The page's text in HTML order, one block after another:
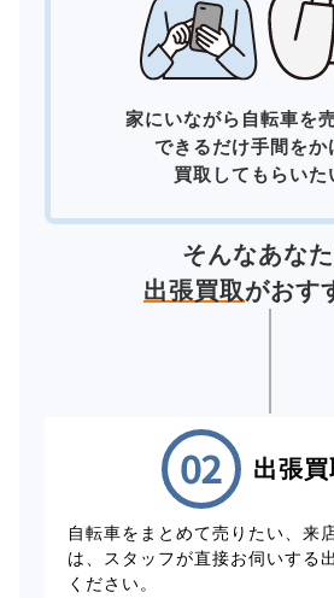
家にいながら自転車を
できるだけ手間をか
買取してもらいた
そんなあな
出張買取がおす
出張買
自転車をまとめて売りたい、来
は、スタッフが直接お伺いする
ください。